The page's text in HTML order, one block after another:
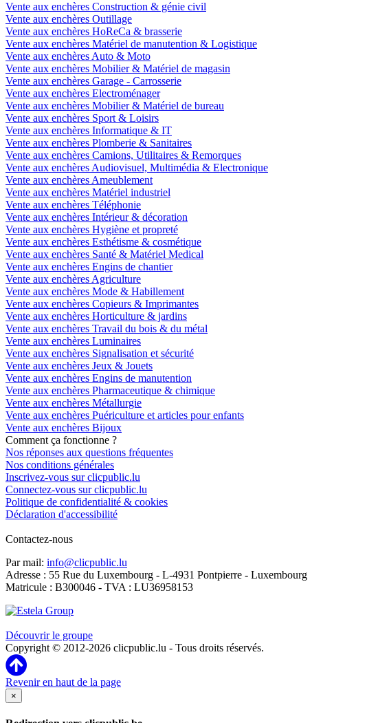
Vente aux enchères Construction & génie civil
Vente aux enchères Outillage
Vente aux enchères HoReCa & brasserie
Vente aux enchères Matériel de manutention & Logistique
Vente aux enchères Auto & Moto
Vente aux enchères Mobilier & Matériel de magasin
Vente aux enchères Garage - Carrosserie
Vente aux enchères Electroménager
Vente aux enchères Mobilier & Matériel de bureau
Vente aux enchères Sport & Loisirs
Vente aux enchères Informatique & IT
Vente aux enchères Plomberie & Sanitaires
Vente aux enchères Camions, Utilitaires & Remorques
Vente aux enchères Audiovisuel, Multimédia & Electronique
Vente aux enchères Ameublement
Vente aux enchères Matériel industriel
Vente aux enchères Téléphonie
Vente aux enchères Intérieur & décoration
Vente aux enchères Hygiène et propreté
Vente aux enchères Esthétisme & cosmétique
Vente aux enchères Santé & Matériel Medical
Vente aux enchères Engins de chantier
Vente aux enchères Agriculture
Vente aux enchères Mode & Habillement
Vente aux enchères Copieurs & Imprimantes
Vente aux enchères Horticulture & jardins
Vente aux enchères Travail du bois & du métal
Vente aux enchères Luminaires
Vente aux enchères Signalisation et sécurité
Vente aux enchères Jeux & Jouets
Vente aux enchères Engins de manutention
Vente aux enchères Pharmaceutique & chimique
Vente aux enchères Métallurgie
Vente aux enchères Puériculture et articles pour enfants
Vente aux enchères Bijoux
Comment ça fonctionne ?
Nos réponses aux questions fréquentes
Nos conditions générales
Inscrivez-vous sur clicpublic.lu
Connectez-vous sur clicpublic.lu
Politique de confidentialité & cookies
Déclaration d'accessibilité
Contactez-nous
Par mail: info@clicpublic.lu
Adresse : 55 Rue du Luxembourg - L-4931 Pontpierre - Luxembourg
Matricule : B300046 - TVA : LU36958153
Découvrir le groupe
Copyright © 2012-2026 clicpublic.lu - Tous droits réservés.
Revenir en haut de la page
×